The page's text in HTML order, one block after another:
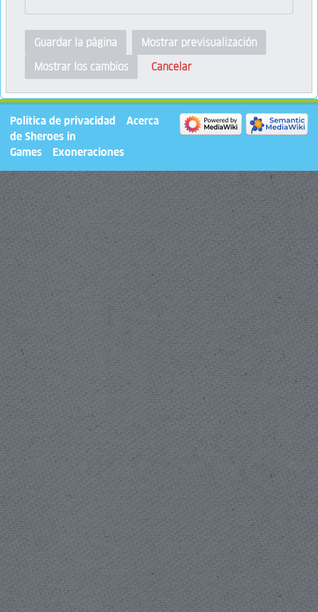
Guardar la página
Mostrar previsualización
Mostrar los cambios
Cancelar
Política de privacidad
Acerca
de Sheroes in
Games
Exoneraciones